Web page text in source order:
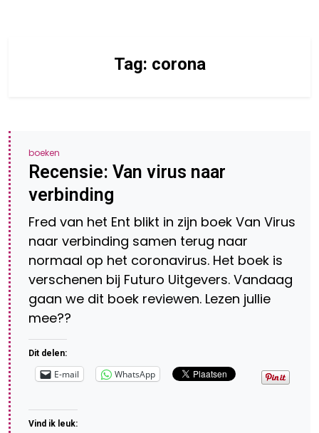
Tag: corona
boeken
Recensie: Van virus naar
verbinding
Fred van het Ent blikt in zijn boek Van Virus
naar verbinding samen terug naar
normaal op het coronavirus. Het boek is
verschenen bij Futuro Uitgevers. Vandaag
gaan we dit boek reviewen. Lezen jullie
mee??
Dit delen:
E-mail WhatsApp
Vind ik leuk: